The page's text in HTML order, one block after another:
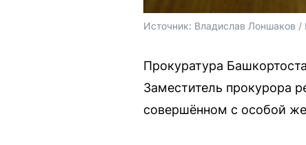
Источник: Владислав Лоншаков /
Прокуратура
Заместитель прокурора
совершённом с особой